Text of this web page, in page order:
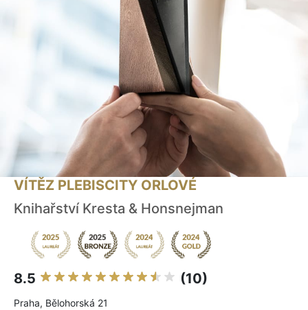
VÍTĚZ PLEBISCITY ORLOVÉ
Knihařství Kresta & Honsnejman
8.5 (10)
Praha, Bělohorská 21